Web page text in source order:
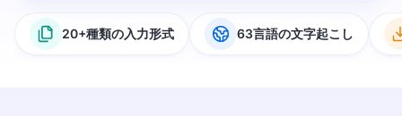
20+種類の入力形式 63言語の文字起こし